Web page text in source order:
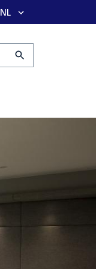
Taal selectie
NL